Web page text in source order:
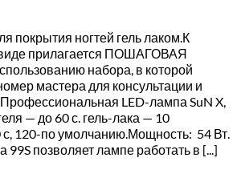
покрытия ногтей гель лаком.К
прилагается ПОШАГОВАЯ
набора, в которой
мастера для консультации и
LED-лампа SuN X,
— до 60 с. гель-лака — 10
с, 120-по умолчанию.Мощность: 54 Вт.
позволяет лампе работать в [...]